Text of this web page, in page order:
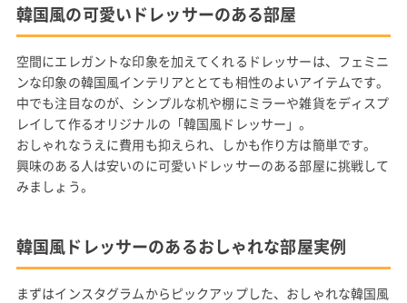
韓国風の可愛いドレッサーのある部屋
空間にエレガントな印象を加えてくれるドレッサーは、フェミニ
ンな印象の韓国風インテリアととても相性のよいアイテムです。
中でも注目なのが、シンプルな机や棚にミラーや雑貨をディスプ
レイして作るオリジナルの「韓国風ドレッサー」。
おしゃれなうえに費用も抑えられ、しかも作り方は簡単です。
興味のある人は安いのに可愛いドレッサーのある部屋に挑戦して
みましょう。
韓国風ドレッサーのあるおしゃれな部屋実例
まずはインスタグラムからピックアップした、おしゃれな韓国風